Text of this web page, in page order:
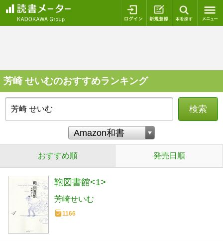
ログイン 新規登録
芳崎 せいむのおすすめランキング
検索
おすすめ順 発売日順
鞄図書館<1>
芳崎せいむ
1166